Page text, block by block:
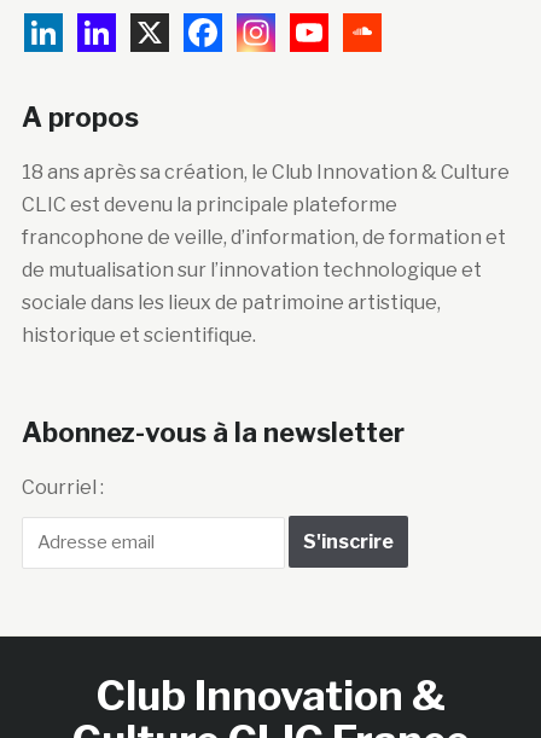
A propos
18 ans après sa création, le Club Innovation & Culture
CLIC est devenu la principale plateforme
francophone de veille, d’information, de formation et
de mutualisation sur l’innovation technologique et
sociale dans les lieux de patrimoine artistique,
historique et scientifique.
Abonnez-vous à la newsletter
Courriel :
Club Innovation &